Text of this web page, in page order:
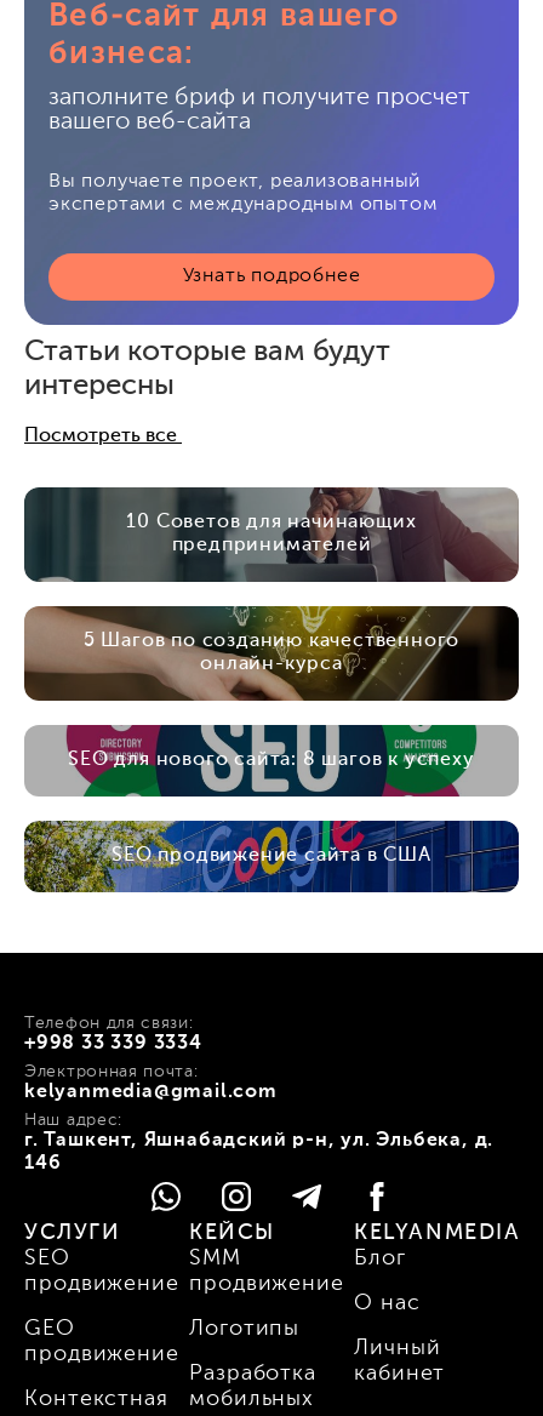
Веб-сайт для вашего
бизнеса:
заполните бриф и получите просчет
вашего веб-сайта
Вы получаете проект, реализованный
экспертами с международным опытом
Узнать подробнее
Статьи которые вам будут
интересны
Посмотреть все
10 Советов для начинающих
предпринимателей
5 Шагов по созданию качественного
онлайн-курса
SEO для нового сайта: 8 шагов к успеху
SEO продвижение сайта в США
+998 33 339 3334
Телефон для связи:
kelyanmedia@gmail.com
Электронная почта:
г. Ташкент, Яшнабадский р-н, ул. Эльбека, д.
146
Наш адрес:
УСЛУГИ
SEO
продвижение
GEO
продвижение
Контекстная
КЕЙСЫ
SMM
продвижение
Логотипы
Разработка
мобильных
KELYANMEDIA
Блог
О нас
Личный
кабинет